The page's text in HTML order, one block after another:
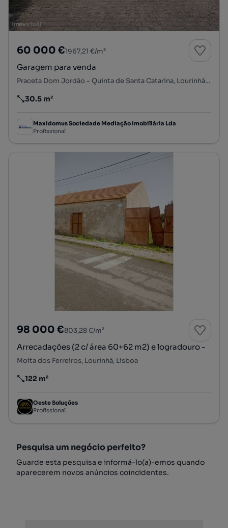
60 000 €1967,21 €/m²
Garagem para venda
Praceta Dom Jordão - Quinta de Santa Catarina, Lourinhã e Atalaia, Lourinhã, Lisboa
Preço por metro quadrado
30.5 m²
Maxidomus Sociedade Mediação Imobiliária Lda
Profissional
98 000 €803,28 €/m²
Arrecadações (2 c/ área 60+62 m2) e logradouro -
Moita dos Ferreiros, Lourinhã, Lisboa
Preço por metro quadrado
122 m²
Oeste Soluções
Profissional
Pesquisa um negócio perfeito?
Guarde esta pesquisa e informá-lo(a)-emos quando
aparecerem novos anúncios coincidentes.